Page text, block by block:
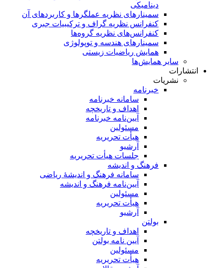
دینامیکی
سمینار‌های نظریه عملگرها و کاربردهای آن
کنفرانس نظریه گراف و ترکیبیات جبری
کنفرانس‌های نظریه گروه‌ها
سمینار‌های هندسه و توپولوژی
همایش ریاضیات زیستی
سایر همایش‌ها
انتشارات
نشریات
خبرنامه
سامانه خبرنامه
اهداف و تاریخچه
آیین‌نامه خبرنامه
مسئولین
هیأت تحریریه
آرشیو
جلسات هیأت تحریریه
فرهنگ و اندیشه
سامانه فرهنگ و اندیشۀ ریاضی
آیین‌نامه فرهنگ و اندیشه
مسئولین
هیأت تحریریه
آرشیو
بولتن
اهداف و تاریخچه
آیین نامه بولتن
مسئولین
هیأت تحریریه